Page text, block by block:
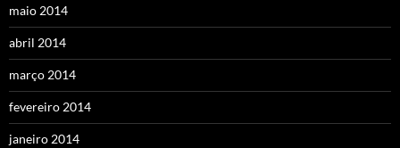
maio 2014
abril 2014
março 2014
fevereiro 2014
janeiro 2014